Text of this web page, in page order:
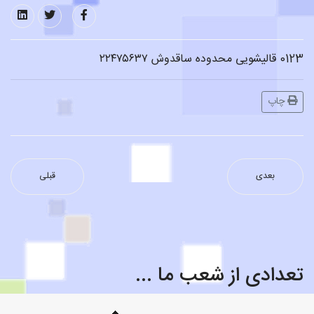
0123 قالیشویی محدوده ساقدوش ۲۲۴۷۵۶۳۷
چاپ
قبلی بعدی
تعدادی از شعب ما ...
قالیشویی محدوده میدان راه آهن ۶۶۵۳۰۸۸۱